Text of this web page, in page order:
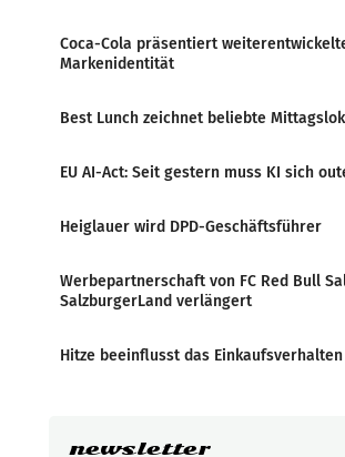
Coca-Cola präsentiert
Markenidentität
Best Lunch zeichnet beliebte
EU AI-Act: Seit gestern muss KI sich
Heiglauer wird DPD-Geschäftsführer
Werbepartnerschaft von FC Red Bull
SalzburgerLand verlängert
Hitze beeinflusst das Einkaufsverhalten
newsletter